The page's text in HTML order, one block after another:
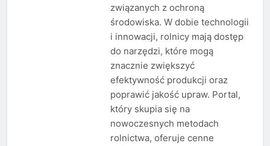
związanych z ochroną
środowiska. W dobie technologii
i innowacji, rolnicy mają dostęp
do narzędzi, które mogą
znacznie zwiększyć
efektywność produkcji oraz
poprawić jakość upraw. Portal,
który skupia się na
nowoczesnych metodach
rolnictwa, oferuje cenne